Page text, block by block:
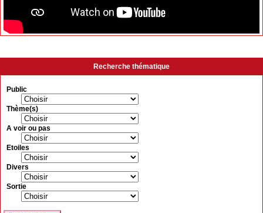
Recherche thématique
Public
Thème(s)
A voir ou pas
Etoiles
Divers
Sortie